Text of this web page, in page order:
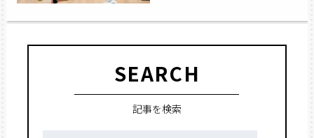
SEARCH
記事を検索